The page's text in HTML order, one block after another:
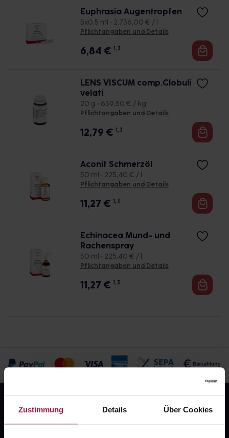
Zustimmung Details Über Cookies
Calcea Wund- und Heilcreme. Anwendungsgebiete
gemäß der anthroposophischen Menschen-
Naturerkenntnis. Dazu gehören: Lokale
Behandlung von Wunden und oberflächennahen
(Dekubitusprophylaxe). Warnhinweise:
Enthält
Cetylstearylalkohol. Enthält 109 mg Alkohol
(Ethanol) pro 1 g entsprechend11 % (w/w). Stand:
April 2023. WALA
Heilmittel GmbH, 73087 Bad
Packungsbeilage und fragen Sie Ihre Ärztin, Ihren
Arzt oder in Ihrer
Apotheke.
Euphrasia Augentropfen
5x0.5 ml • 2.736,00 € / l
Pflichtangaben und Details
6,84 € 1, 3
LENS VISCUM comp.Globuli
velati
20 g • 639,50 € / kg
Pflichtangaben und Details
12,79 € 1, 3
Aconit Schmerzöl
50 ml • 225,40 € / l
Pflichtangaben und Details
11,27 € 1, 3
Echinacea Mund- und
Rachenspray
50 ml • 225,40 € / l
Pflichtangaben und Details
11,27 € 1, 3